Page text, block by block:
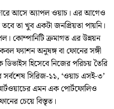
আসে অ্যাপল ওয়াচ। এর আগেও
তবে তা খুব একটা জনপ্রিয়তা পায়নি।
কোম্পানিটি ক্রমাগত এর উন্নয়ন
ফ্যাশন অনুষঙ্গ বা ফোনের সঙ্গী
ডিভাইস হিসেবে নিজের পরিচয় তৈরি
সর্বশেষ সিরিজ-১১, ‘ওয়াচ এসই-৩’
এমন এক পোর্টফোলিও
চেয়ে বিস্তৃত।